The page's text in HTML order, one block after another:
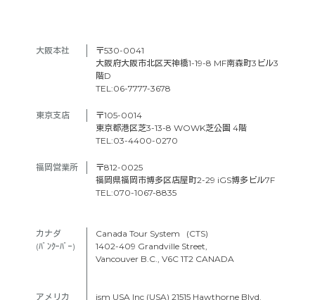
大阪本社
〒530-0041
大阪府大阪市北区天神橋1-19-8 MF南森町3ビル3
階D
TEL:06-7777-3678
東京支店
〒105-0014
東京都港区芝3-13-8 WOWK芝公園 4階
TEL:03-4400-0270
福岡営業所
〒812-0025
福岡県福岡市博多区店屋町2-29 iGS博多ビル7F
TEL:070-1067-8835
カナダ
(ﾊﾞﾝｸｰﾊﾞｰ)
アメリカ
Canada Tour System (CTS)
1402-409 Grandville Street,
Vancouver B.C., V6C 1T2 CANADA
ism USA Inc (USA) 21515 Hawthorne Blvd.